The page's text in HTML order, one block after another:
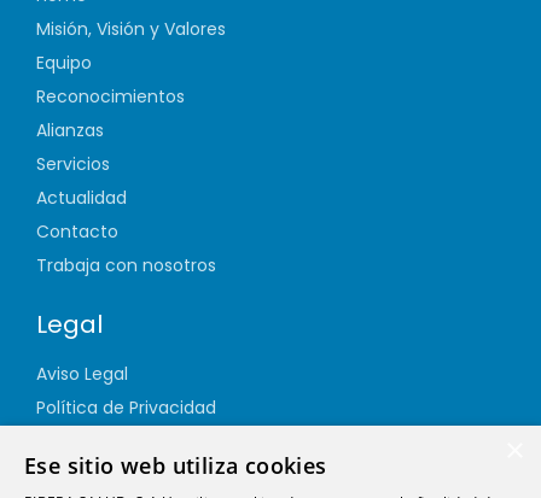
Misión, Visión y Valores
Equipo
Reconocimientos
Alianzas
Servicios
Actualidad
Contacto
Trabaja con nosotros
Legal
Aviso Legal
Política de Privacidad
Política de Calidad
Ese sitio web utiliza cookies